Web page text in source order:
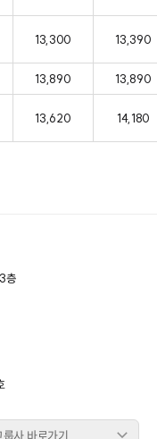
13,300 13,390
13,890 13,890
13,620 14,180
층
룹사 바로가기